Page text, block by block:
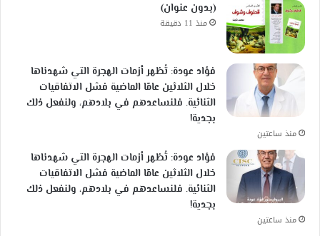
(بدون عنوان)
منذ 11 دقيقة
فؤاد عودة: تُظهر أزمات الهجرة التي شهدناها
خلال الثلاثين عامًا الماضية فشل الاتفاقيات
الثنائية. فلنساعدهم في بلادهم، ولنفعل ذلك
بجدية!
منذ ساعتين
فؤاد عودة: تُظهر أزمات الهجرة التي شهدناها
خلال الثلاثين عامًا الماضية فشل الاتفاقيات
الثنائية. فلنساعدهم في بلادهم، ولنفعل ذلك
بجدية!
منذ ساعتين